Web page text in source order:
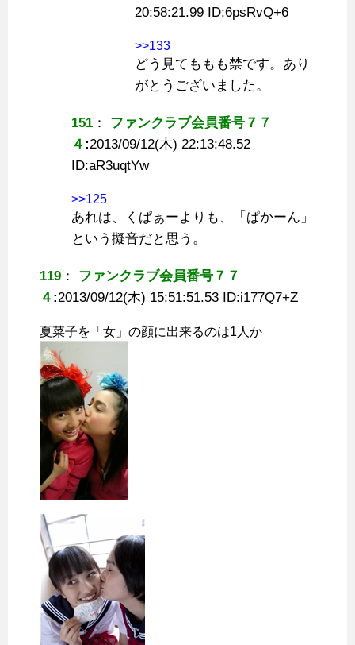
20:58:21.99 ID:6psRvQ+6
>>133
どう見てももも禁です。あり
がとうございました。
151 ： ファンクラブ会員番号７７
４ :2013/09/12(木) 22:13:48.52
ID:aR3uqtYw
>>125
あれは、くぱぁーよりも、「ぱかーん」
という擬音だと思う。
119 ： ファンクラブ会員番号７７
４ :2013/09/12(木) 15:51:51.53 ID:i177Q7+Z
夏菜子を「女」の顔に出来るのは1人か